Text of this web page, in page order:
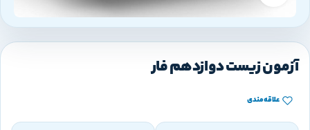
آزمون زیست دوازدهم فار
علاقه‌مندی